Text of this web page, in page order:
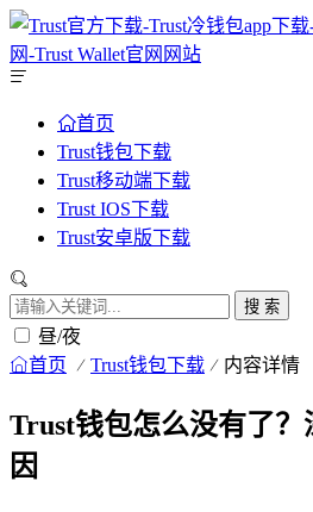
首页
Trust钱包下载
Trust移动端下载
Trust IOS下载
Trust安卓版下载
搜 索
昼/夜
首页 Trust钱包下载 内容详情
Trust钱包怎么没有了
因